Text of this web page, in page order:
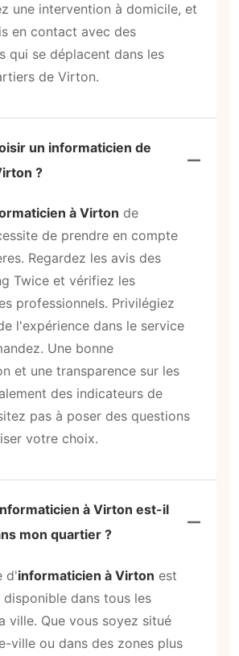
une intervention à domicile, et
en contact avec des
qui se déplacent dans les
de Virton.
un informaticien de
?
à Virton de
de prendre en compte
Regardez les avis des
Twice et vérifiez les
professionnels. Privilégiez
l'expérience dans le service
Une bonne
et une transparence sur les
des indicateurs de
pas à poser des questions
votre choix.
à Virton est-il
mon quartier ?
d'informaticien à Virton est
disponible dans tous les
ville. Que vous soyez situé
ville ou dans des zones plus